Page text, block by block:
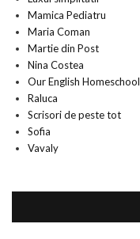
Mamica Pediatru
Maria Coman
Martie din Post
Nina Costea
Our English Homeschool
Raluca
Scrisori de peste tot
Sofia
Vavaly